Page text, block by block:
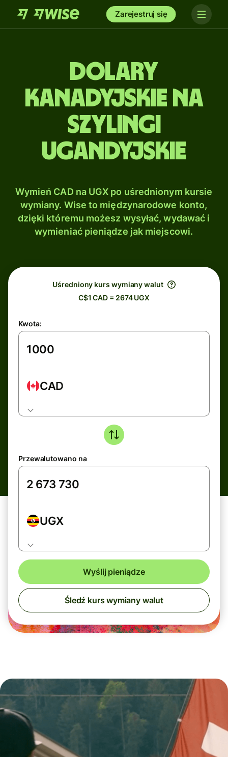
Zarejestruj się
Dolary
kanadyjskie na
Szylingi
ugandyjskie
Wymień CAD na UGX po uśrednionym kursie
wymiany. Wise to międzynarodowe konto,
dzięki któremu możesz wysyłać, wydawać i
wymieniać pieniądze jak miejscowi.
Uśredniony kurs wymiany walut
C$1 CAD = 2674 UGX
Kwota:
CAD
Przewalutowano na
UGX
Wyślij pieniądze
Śledź kurs wymiany walut